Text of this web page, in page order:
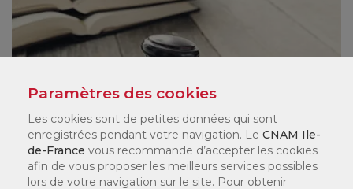
Paramètres des cookies
Les cookies sont de petites données qui sont
enregistrées pendant votre navigation. Le CNAM Ile-
de-France vous recommande d’accepter les cookies
afin de vous proposer les meilleurs services possibles
lors de votre navigation sur le site. Pour obtenir